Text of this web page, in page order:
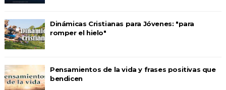
Dinámicas Cristianas para Jóvenes: "para
romper el hielo"
Pensamientos de la vida y frases positivas que
bendicen